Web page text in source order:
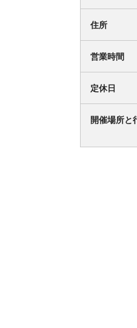
住所
営業時間
定休日
開催場所と